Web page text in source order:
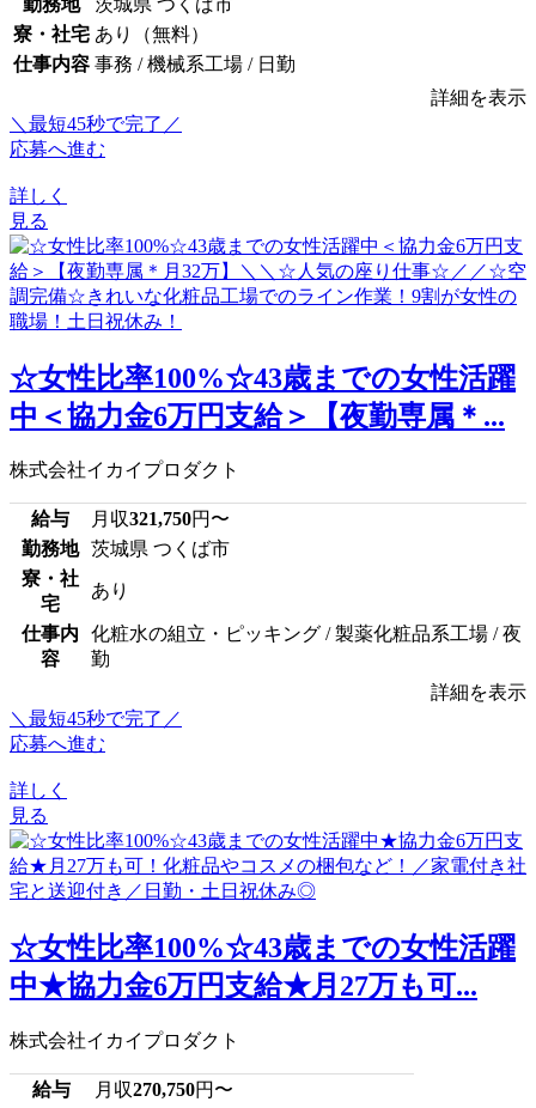
寮・社宅 あり（無料）
仕事内容 事務 / 機械系工場 / 日勤
詳細を表示
＼最短45秒で完了／
応募へ進む
詳しく
見る
☆女性比率100%☆43歳までの女性活躍
中＜協力金6万円支給＞【夜勤専属＊...
株式会社イカイプロダクト
給与 月収321,750円〜
勤務地
茨城県 つくば市
寮・社
宅
あり
仕事内
容
化粧水の組立・ピッキング / 製薬化粧品系工場 / 夜
勤
詳細を表示
＼最短45秒で完了／
応募へ進む
詳しく
見る
☆女性比率100%☆43歳までの女性活躍
中★協力金6万円支給★月27万も可...
株式会社イカイプロダクト
給与 月収270,750円〜